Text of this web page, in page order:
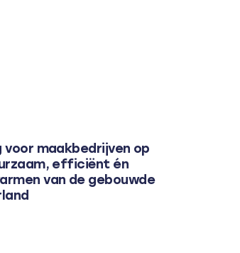
voor maakbedrijven op
efficiënt én
van de gebouwde